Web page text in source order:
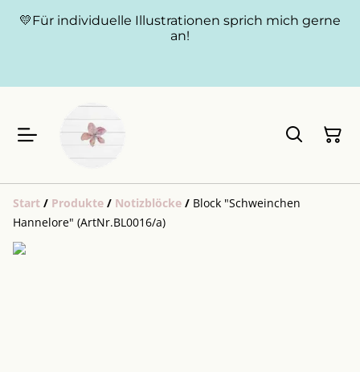
💛Für individuelle Illustrationen sprich mich gerne
an!
Start / Produkte / Notizblöcke / Block "Schweinchen
Hannelore" (ArtNr.BL0016/a)